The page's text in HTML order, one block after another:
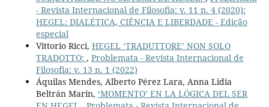
- Revista Internacional de Filosofia: v. 11 n. 4 (2020):
HEGEL: DIALÉTICA, CIÊNCIA E LIBERDADE - Edição
especial
Vittorio Ricci, HEGEL ‘TRADUTTORE’ NON SOLO
TRADOTTO: , Problemata - Revista Internacional de
Filosofia: v. 13 n. 1 (2022)
Áquilas Mendes, Alberto Pérez Lara, Anna Lidia
Beltrán Marín, ‘MOMENTO’ EN LA LÓGICA DEL SER